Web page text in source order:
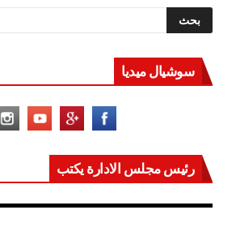
سوشيال ميديا
رئيس مجلس الادارة يكتب
مصر تعيد للعالم اتزانه